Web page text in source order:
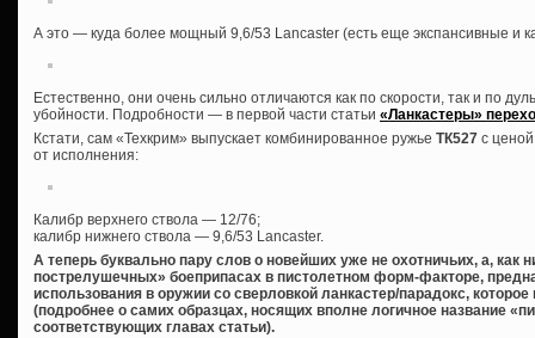
А это — куда более мощный 9,6/53 Lancaster (есть еще экспансивные и
Естественно, они очень сильно отличаются как по скорости, так и по
убойности. Подробности — в первой части статьи «Ланкастеры»
Кстати, сам «Техкрим» выпускает комбинированное ружье ТК527 с
от исполнения:
Калибр верхнего ствола — 12/76;
калибр нижнего ствола — 9,6/53 Lancaster.
А теперь буквально пару слов о новейших уже не охотничьих, а, как
пострелушечных» боеприпасах в пистолетном форм-факторе,
использования в оружии со сверловкой ланкастер/парадокс,
(подробнее о самих образцах, носящих вполне логичное название
соответствующих главах статьи).